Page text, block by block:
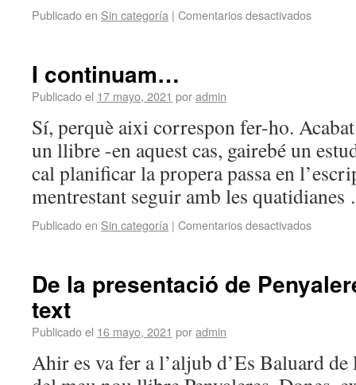
Publicado en Sin categoría | Comentarios desactivados
I continuam…
Publicado el 17 mayo, 2021 poradmin
Sí, perquè aixi correspon fer-ho.
un llibre -en aquest cas, gairebé un
cal planificar la propera passa en
mentrestant seguir amb les
Publicado en Sin categoría | Comentarios desactivados
De la presentació de
text
Publicado el 16 mayo, 2021 poradmin
Ahir es va fer a l’aljub d’Es Baluard de